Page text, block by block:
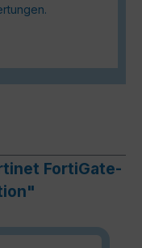
FortiGate-